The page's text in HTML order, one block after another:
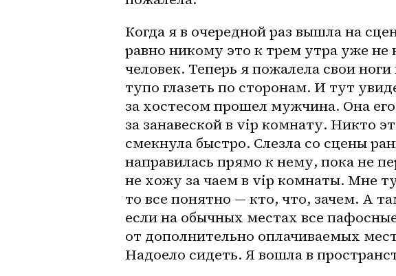
Когда я в очередной раз вышла на
равно никому это к трем утра уже
человек. Теперь я пожалела свои
тупо глазеть по сторонам. И тут
за хостесом прошел мужчина. Она
за занавеской в vip комнату. Никто
смекнула быстро. Слезла со сцены
направилась прямо к нему, пока не
не хожу за чаем в vip комнаты. Мне
то все понятно — кто, что, зачем. А
если на обычных местах все
от дополнительно оплачиваемых
Надоело сидеть. Я вошла в